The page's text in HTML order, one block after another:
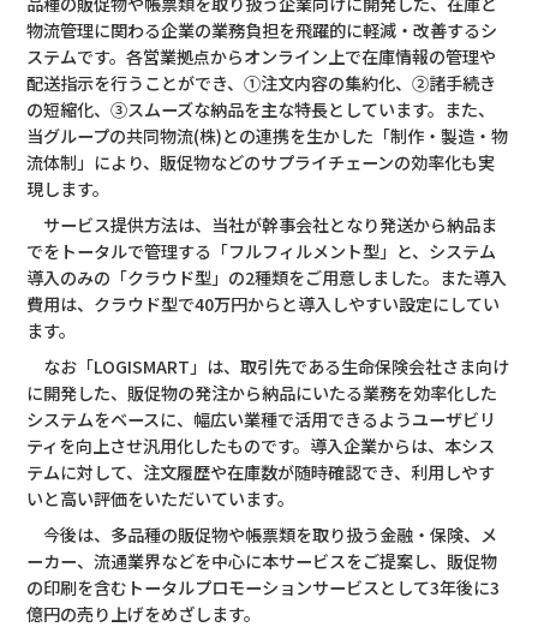
物流管理に関わる企業の業務負担を飛躍的に軽減・改善するシ
ステムです。各営業拠点からオンライン上で在庫情報の管理や
配送指示を行うことができ、①注文内容の集約化、②諸手続き
の短縮化、③スムーズな納品を主な特長としています。また、
当グループの共同物流(株)との連携を生かした「制作・製造・物
流体制」により、販促物などのサプライチェーンの効率化も実
現します。
サービス提供方法は、当社が幹事会社となり発送から納品ま
でをトータルで管理する「フルフィルメント型」と、システム
導入のみの「クラウド型」の2種類をご用意しました。また導入
費用は、クラウド型で40万円からと導入しやすい設定にしてい
ます。
なお「LOGISMART」は、取引先である生命保険会社さま向け
に開発した、販促物の発注から納品にいたる業務を効率化した
システムをベースに、幅広い業種で活用できるようユーザビリ
ティを向上させ汎用化したものです。導入企業からは、本シス
テムに対して、注文履歴や在庫数が随時確認でき、利用しやす
いと高い評価をいただいています。
今後は、多品種の販促物や帳票類を取り扱う金融・保険、メ
ーカー、流通業界などを中心に本サービスをご提案し、販促物
の印刷を含むトータルプロモーションサービスとして3年後に3
億円の売り上げをめざします。